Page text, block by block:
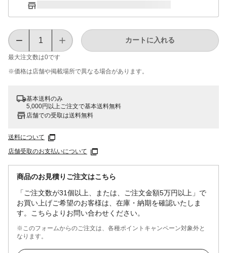
最大注文数は0です
カートに入れる
※価格は​店舗や​掲載場所で​異なる​場合が​あります。
基本送料のみ
5,000円以上ご注文で基本送料無料
店舗での受取は送料無料
送料について
店舗受取のお支払いについて
商品のお見積りご注文はこちら
「ご注文数が31個以上、または、ご注文金額5万円以上」で
お買い上げご希望のお客様は、在庫・納期を確認いたしま
す。こちらよりお問い合わせください。
※このフォームからのご注文は、各種ポイントキャンペーン対象外と
なります。